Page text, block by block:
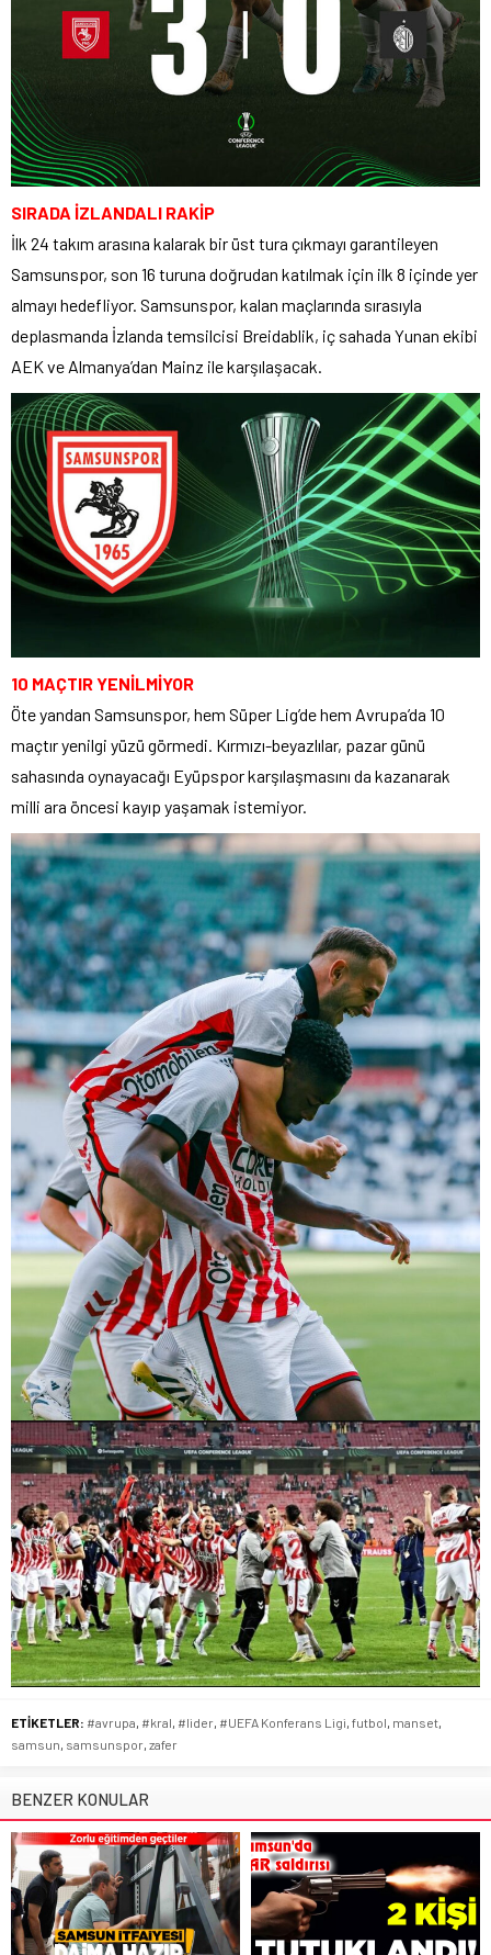
SIRADA İZLANDALI RAKİP
İlk 24 takım arasına kalarak bir üst tura çıkmayı garantileyen
Samsunspor, son 16 turuna doğrudan katılmak için ilk 8 içinde yer
almayı hedefliyor. Samsunspor, kalan maçlarında sırasıyla
deplasmanda İzlanda temsilcisi Breidablik, iç sahada Yunan ekibi
AEK ve Almanya’dan Mainz ile karşılaşacak.
10 MAÇTIR YENİLMİYOR
Öte yandan Samsunspor, hem Süper Lig’de hem Avrupa’da 10
maçtır yenilgi yüzü görmedi. Kırmızı-beyazlılar, pazar günü
sahasında oynayacağı Eyüpspor karşılaşmasını da kazanarak
milli ara öncesi kayıp yaşamak istemiyor.
ETİKETLER: #avrupa, #kral, #lider, #UEFA Konferans Ligi, futbol, manset,
samsun, samsunspor, zafer
BENZER KONULAR